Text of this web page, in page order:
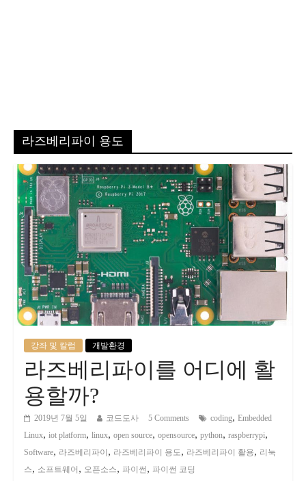
라즈베리파이 용도
강좌 및 칼럼 개발환경
라즈베리파이를 어디에 활
용할까?
2019년 7월 5일 코드도사 5 Comments coding, Embedded
Linux, iot platform, linux, open source, opensource, python, raspberrypi,
Software, 라즈베리파이 , 라즈베리파이 용도, 라즈베리파이 활용, 리눅
스, 소프트웨어 , 오픈소스, 파이썬 , 파이썬 코딩